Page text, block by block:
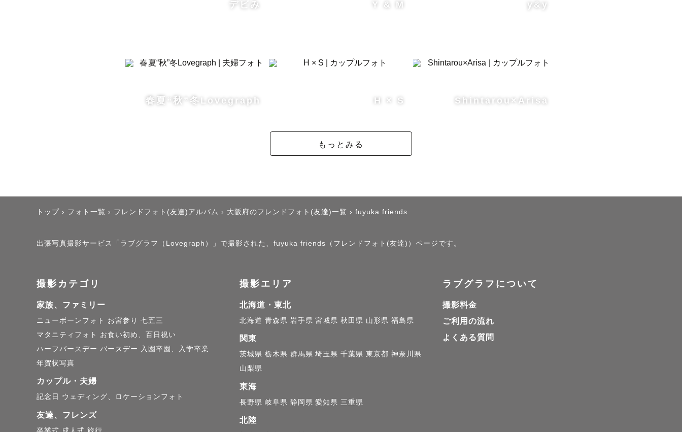
デビみ Y & M y&y
春夏“秋”冬Lovegraph H × S Shintarou×Arisa
もっとみる
トップ › フォト一覧 › フレンドフォト(友達)アルバム › 大阪府のフレンドフォト(友達)一覧 › fuyuka friends
出張写真撮影サービス「ラブグラフ（Lovegraph）」で撮影された、fuyuka friends（フレンドフォト(友達)）ページです。
撮影カテゴリ
家族、ファミリー
ニューボーンフォト お宮参り 七五三
マタニティフォト
お食い初め、百日祝い
ハーフバースデー バースデー
入園卒園、入学卒業
年賀状写真
カップル・夫婦
記念日 ウェディング、ロケーションフォト
友達、フレンズ
卒業式 成人式 旅行
撮影エリア
北海道・東北
北海道 青森県 岩手県 宮城県 秋田県 山形県 福島県
関東
茨城県 栃木県 群馬県 埼玉県 千葉県 東京都 神奈川県
山梨県
東海
長野県 岐阜県 静岡県 愛知県 三重県
北陸
ラブグラフについて
撮影料金
ご利用の流れ
よくある質問